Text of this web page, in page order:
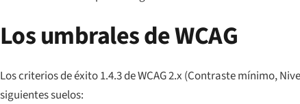
Los umbrales de WCAG
Los criterios de éxito 1.4.3 de WCAG 2.x (Contraste mínimo,
siguientes suelos: